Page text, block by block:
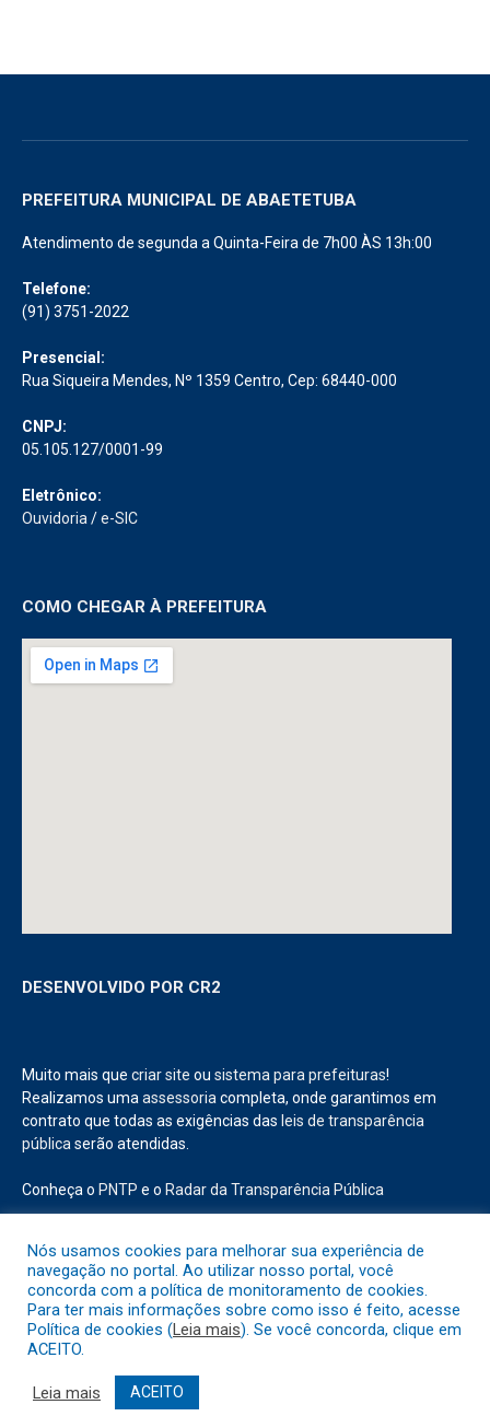
PREFEITURA MUNICIPAL DE ABAETETUBA
Atendimento de segunda a Quinta-Feira de 7h00 ÀS 13h:00
Telefone:
(91) 3751-2022
Presencial:
CNPJ:
Ouvidoria/e-SIC
COMO CHEGAR À PREFEITURA
DESENVOLVIDO POR CR2
Muito mais que
Realizamos uma
assessoriacompleta, onde garantimos em
contrato que todas as exigências das
Conheça oPNTPe oRadar da Transparência Pública
Todos os direitos reservados a Prefeitura Municipal de Abaetetuba.
Nós usamos cookies para melhorar sua experiência de
navegação no portal. Ao utilizar nosso portal, você
concorda com a política de monitoramento de cookies.
Para ter mais informações sobre como isso é feito, acesse
Política de cookies (Leia mais). Se você concorda, clique em
ACEITO.
Leia mais ACEITO